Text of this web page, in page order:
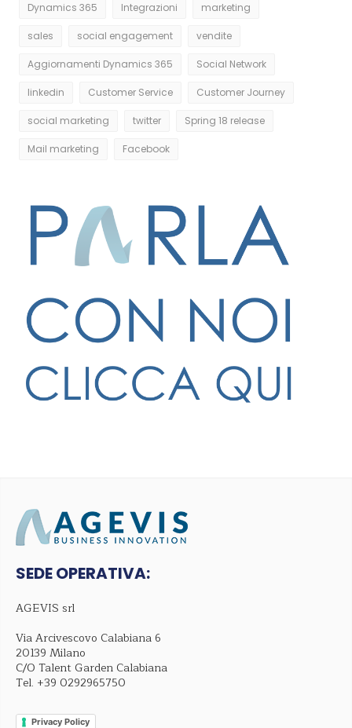
Dynamics 365 Integrazioni marketing
sales social engagement vendite
Aggiornamenti Dynamics 365 Social Network
linkedin Customer Service Customer Journey
social marketing twitter Spring 18 release
Mail marketing Facebook
SEDE OPERATIVA:
AGEVIS srl
Via Arcivescovo Calabiana 6
20139 Milano
C/O Talent Garden Calabiana
Tel. +39 0292965750
Privacy Policy